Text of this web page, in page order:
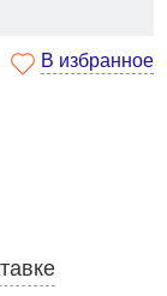
В избранное